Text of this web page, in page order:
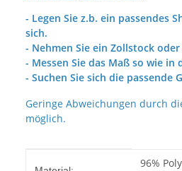
- Legen Sie z.b. ein passendes
sich.
- Nehmen Sie ein Zollstock
- Messen Sie das Maß so wie in
- Suchen Sie sich die passende
Geringe Abweichungen durch
möglich.
96%